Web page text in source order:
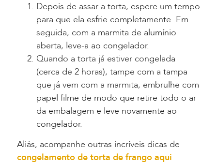
Depois de assar a torta, espere um tempo
para que ela esfrie completamente. Em
seguida, com a marmita de alumínio
aberta, leve-a ao congelador.
Quando a torta já estiver congelada
(cerca de 2 horas), tampe com a tampa
que já vem com a marmita, embrulhe com
papel filme de modo que retire todo o ar
da embalagem e leve novamente ao
congelador.
Aliás, acompanhe outras incríveis dicas de
congelamento de torta de frango aqui